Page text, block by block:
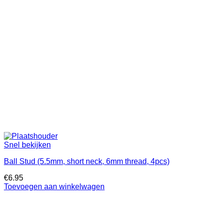
Snel bekijken
Ball Stud (5.5mm, short neck, 6mm thread, 4pcs)
€6.95
Toevoegen aan winkelwagen